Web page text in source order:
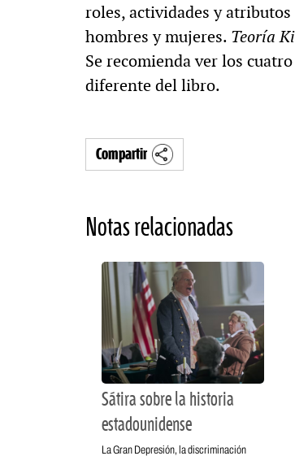
roles, actividades y
hombres y mujeres. Teoría
Se recomienda ver los
diferente del libro.
Compartir
Notas relacionadas
Sátira sobre la historia
estadounidense
La Gran Depresión, la discriminación